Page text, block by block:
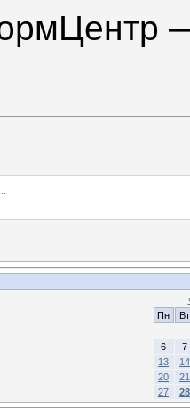
Пн
Вт
6
7
13
14
20
21
27
28